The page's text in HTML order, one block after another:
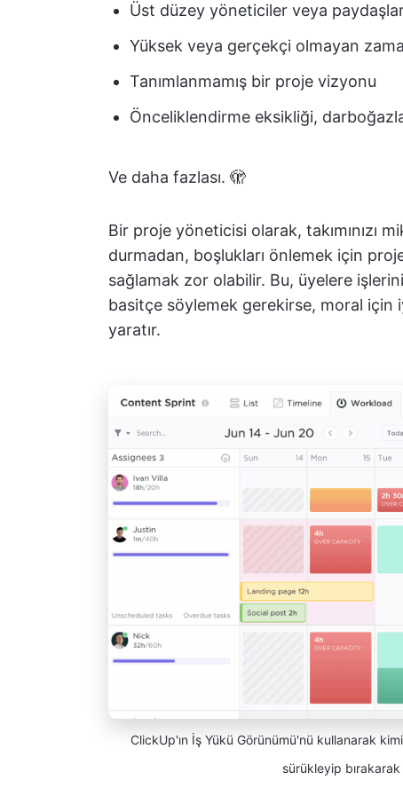
Üst düzey yöneticiler veya
Yüksek veya gerçekçi olmayan
Tanımlanmamış bir proje vizyonu
Önceliklendirme eksikliği,
Ve daha fazlası. 🫣
Bir proje yöneticisi olarak, takımınızı
durmadan, boşlukları önlemek için
sağlamak zor olabilir. Bu, üyelere
basitçe söylemek gerekirse, moral için
yaratır.
ClickUp'ın İş Yükü Görünümü'nü kullanarak
sürükleyip